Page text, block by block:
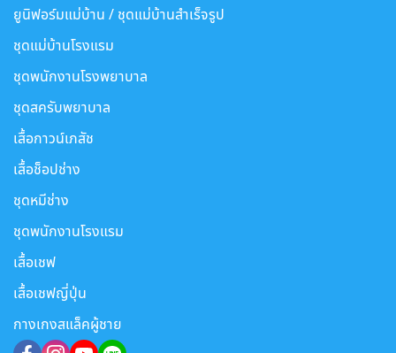
ยูนิฟอร์มแม่บ้าน / ชุดแม่บ้านสำเร็จรูป
ชุดแม่บ้านโรงแรม
ชุดพนักงานโรงพยาบาล
ชุดสครับพยาบาล
เสื้อกาวน์เภสัช
เสื้อช็อปช่าง
ชุดหมีช่าง
ชุดพนักงานโรงแรม
เสื้อเชฟ
เสื้อเชฟญี่ปุ่น
กางเกงสแล็คผู้ชาย